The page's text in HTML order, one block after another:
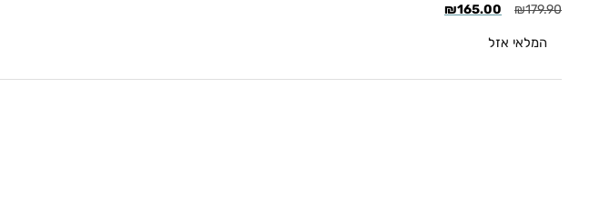
₪179.90
₪165.00
המלאי אזל